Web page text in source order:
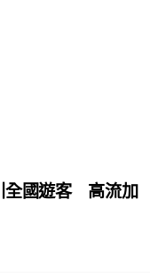
全國遊客 高流加